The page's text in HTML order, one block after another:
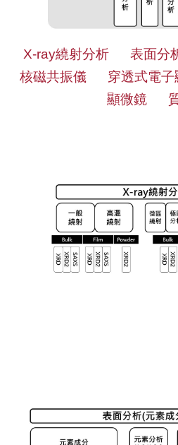
X-ray繞射分析 表面分
核磁共振儀 穿透式電子
顯微鏡